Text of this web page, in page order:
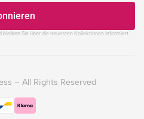
Sie über die neuesten Kollektionen informiert.
– All Rights Reserved